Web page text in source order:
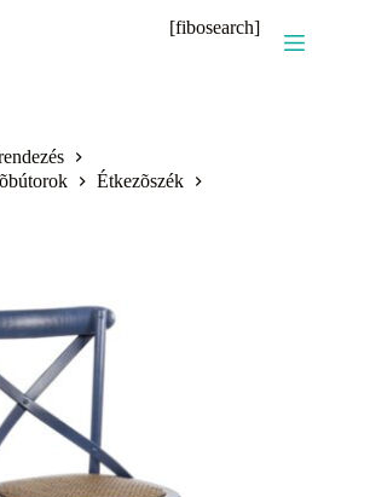
[fibosearch]
Étkezõszék